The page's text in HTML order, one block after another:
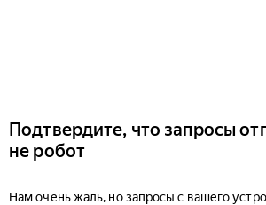
Подтвердите, что запросы
не робот
Нам очень жаль, но запросы с вашего